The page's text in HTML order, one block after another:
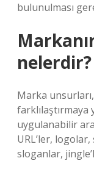
bulunulması
nelerdir?
Marka
farklılaştırmaya
uygulanabilir
URL’ler,
sloganlar,